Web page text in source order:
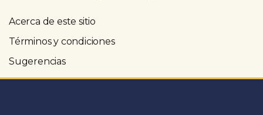
Acerca de este sitio
Términos y condiciones
Sugerencias